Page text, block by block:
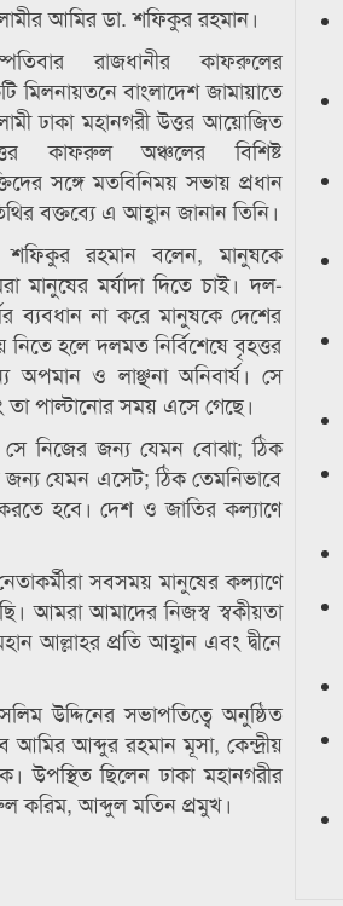
আমির ডা. শফিকুর রহমান।
রাজধানীর কাফরুলের
মিলনায়তনে বাংলাদেশ জামায়াতে
ঢাকা মহানগরী উত্তর আয়োজিত
কাফরুল অঞ্চলের বিশিষ্ট
সঙ্গে মতবিনিময় সভায় প্রধান
বক্তব্যে এ আহ্বান জানান তিনি।
শফিকুর রহমান বলেন, মানুষকে
মানুষের মর্যাদা দিতে চাই। দল-
ব্যবধান না করে মানুষকে দেশের
হলে দলমত নির্বিশেষে বৃহত্তর
ও লাঞ্ছনা অনিবার্য। সে
তা পাল্টানোর সময় এসে গেছে।
নিজের জন্য যেমন বোঝা; ঠিক
যেমন এসেট; ঠিক তেমনিভাবে
হবে। দেশ ও জাতির কল্যাণে
সবসময় মানুষের কল্যাণে
আমরা আমাদের নিজস্ব স্বকীয়তা
আল্লাহর প্রতি আহ্বান এবং দ্বীনে
উদ্দিনের সভাপতিত্বে অনুষ্ঠিত
আমির আব্দুর রহমান মূসা, কেন্দ্রীয়
উপস্থিত ছিলেন ঢাকা মহানগরীর
করিম, আব্দুল মতিন প্রমুখ।